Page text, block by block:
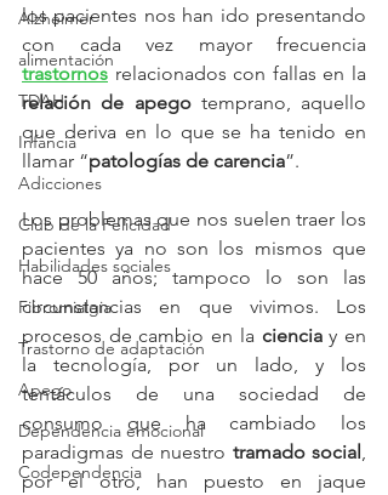
Alzheimer
alimentación
TDAH
Infancia
Adicciones
Club de la Felicidad
Habilidades sociales
Fibromialgia
Trastorno de adaptación
Apego
Dependencia emocional
Codependencia
los pacientes nos han ido presentando
trastornos
relación de apego temprano, aquello
que deriva en lo que se ha tenido en
llamar “patologías de carencia”.
Los problemas que nos suelen traer los
pacientes ya no son los mismos que
hace 50 años; tampoco lo son las
circunstancias en que vivimos. Los
procesos de cambio en la ciencia y en
la tecnología, por un lado, y los
tentáculos de una sociedad de
consumo que ha cambiado los
paradigmas de nuestro tramado social,
por el otro, han puesto en jaque